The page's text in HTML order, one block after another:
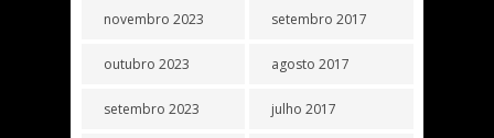
novembro 2023
outubro 2023
setembro 2023
setembro 2017
agosto 2017
julho 2017